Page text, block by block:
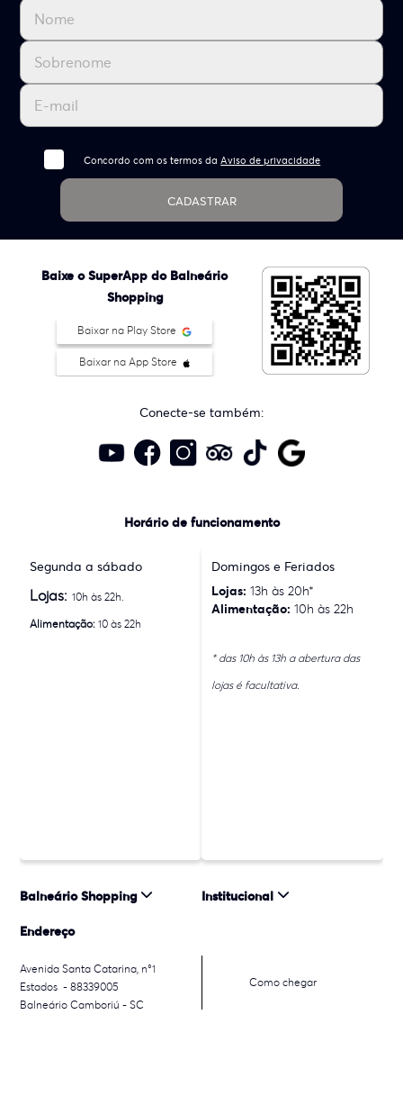
Concordo com os termos daAviso de privacidade
CADASTRAR
Baixe o SuperApp do Balneário
Shopping
Baixar na Play Store
Baixar na App Store
Conecte-se também:
Horário de funcionamento
Segunda a sábado
Lojas:10h às 22h.
Alimentação: 10 às 22h
Domingos e Feriados
Lojas: 13h às 20h*
Alimentação: 10h às 22h
* das 10h às 13h a abertura das
lojas é facultativa.
Balneário Shopping Institucional
Endereço
Avenida Santa Catarina, n°1
Estados - 88339005
Balneário Camboriú - SC
Como chegar